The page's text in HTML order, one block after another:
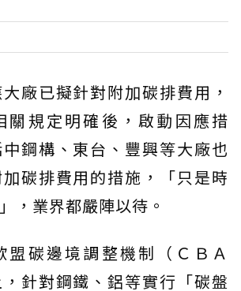
廠已擬針對附加碳排費用，
關規定明確後，啟動因應措
鋼構、東台、豐興等大廠也
碳排費用的措施，「只是時
，業界都嚴陣以待。
盟碳邊境調整機制（ＣＢＡ
針對鋼鐵、鋁等實行「碳盤